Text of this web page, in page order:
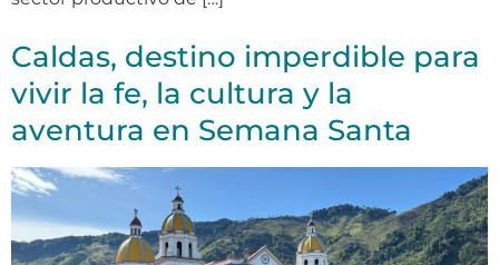
Caldas, destino imperdible para
vivir la fe, la cultura y la
aventura en Semana Santa